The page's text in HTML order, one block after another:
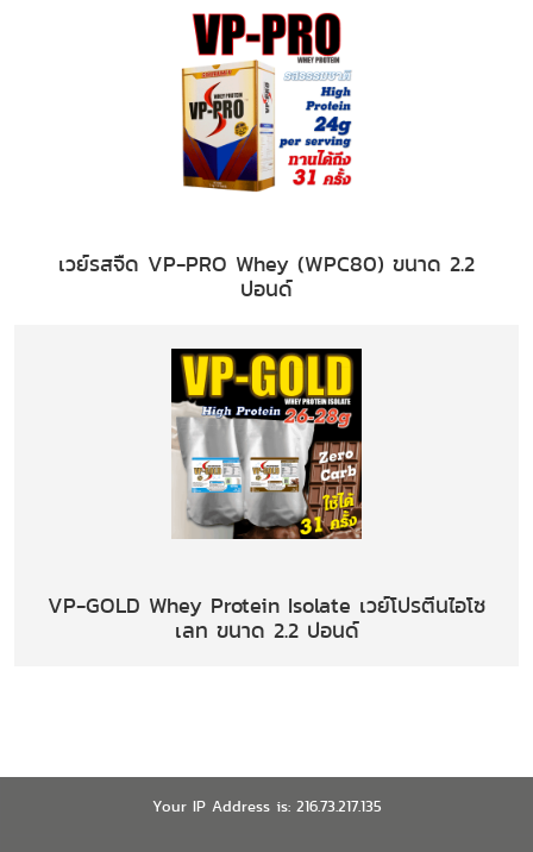
เวย์รสจืด VP-PRO Whey (WPC80) ขนาด 2.2
ปอนด์
VP-GOLD Whey Protein Isolate เวย์โปรตีนไอโซ
เลท ขนาด 2.2 ปอนด์
Your IP Address is: 216.73.217.135